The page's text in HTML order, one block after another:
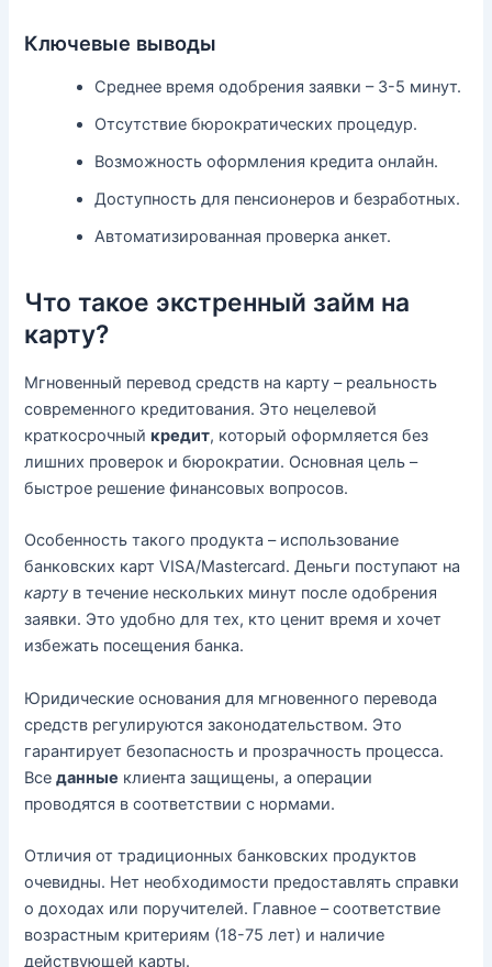
Ключевые выводы
Среднее время одобрения заявки – 3-5 минут.
Отсутствие бюрократических процедур.
Возможность оформления кредита онлайн.
Доступность для пенсионеров и безработных.
Автоматизированная проверка анкет.
Что такое экстренный займ на
карту?
Мгновенный перевод средств на карту – реальность
современного кредитования. Это нецелевой
краткосрочныйкредит, который оформляется без
лишних проверок и бюрократии. Основная цель –
быстрое решение финансовых вопросов.
Особенность такого продукта – использование
банковских карт VISA/Mastercard. Деньги поступают на
карту в течение нескольких минут после одобрения
заявки. Это удобно для тех, кто ценит время и хочет
избежать посещения банка.
Юридические основания для мгновенного перевода
средств регулируются законодательством. Это
гарантирует безопасность и прозрачность процесса.
Вседанные клиента защищены, а операции
проводятся в соответствии с нормами.
Отличия от традиционных банковских продуктов
очевидны. Нет необходимости предоставлять справки
о доходах или поручителей. Главное – соответствие
возрастным критериям (18-75 лет) и наличие
действующей карты.